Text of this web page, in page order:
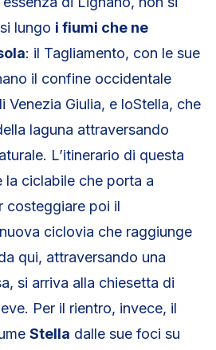
lungo i fiumi che ne
: il Tagliamento, con le sue
il confine occidentale
Venezia Giulia, e loStella, che
laguna attraversando
L’itinerario di questa
la ciclabile che porta a
costeggiare poi il
ciclovia che raggiunge
qui, attraversando una
si arriva alla chiesetta di
Per il rientro, invece, il
Stella dalle sue foci su